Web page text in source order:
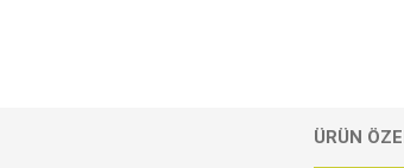
ÜRÜN